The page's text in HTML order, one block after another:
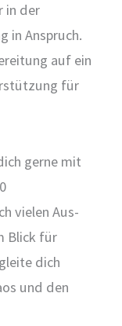
in der
in Anspruch.
auf ein
für
gerne mit
vielen Aus-
Blick für
dich
und den